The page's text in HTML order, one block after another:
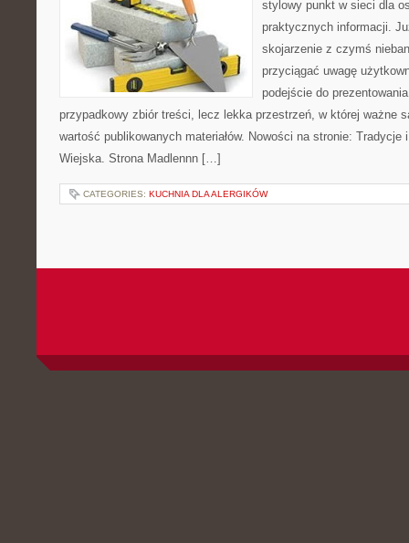
stylowy punkt w sieci dla
praktycznych informacji.
skojarzenie z czymś
przyciągać uwagę
podejście do
przypadkowy zbiór treści, lecz lekka przestrzeń, w której ważne
wartość publikowanych materiałów. Nowości na stronie: Tradycje
Wiejska. Strona Madlennn […]
CATEGORIES: KUCHNIA DLA ALERGIKÓW